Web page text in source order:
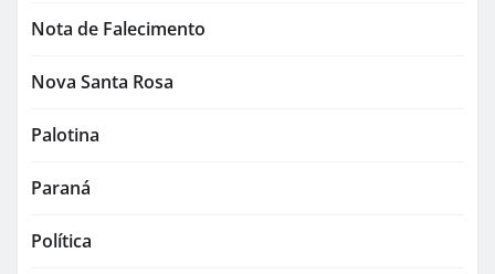
Nota de Falecimento
Nova Santa Rosa
Palotina
Paraná
Política